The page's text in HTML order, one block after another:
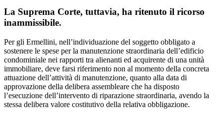
La Suprema Corte, tuttavia, ha ritenuto il ricorso
inammissibile.
Per gli Ermellini, nell’individuazione del soggetto obbligato a
sostenere le spese per la manutenzione straordinaria dell’edificio
condominiale nei rapporti tra alienanti ed acquirente di una unità
immobiliare, deve farsi riferimento non al momento della concreta
attuazione dell’attività di manutenzione, quanto alla data di
approvazione della delibera assembleare che ha disposto
l’esecuzione dell’intervento di riparazione straordinaria, avendo la
stessa delibera valore costitutivo della relativa obbligazione.